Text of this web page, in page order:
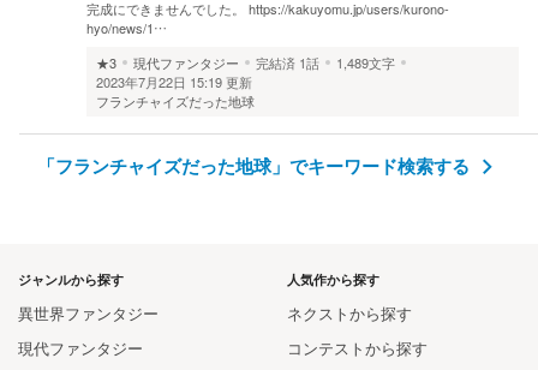
完成にできませんでした。 https://kakuyomu.jp/users/kurono-
hyo/news/1…
★3
現代ファンタジー 完結済 1話
1,489文字
2023年7月22日 15:19 更新
フランチャイズだった地球
「フランチャイズだった地球」でキーワード検索する
人気作から探す
ネクストから探す
コンテストから探す
ジャンルから探す
異世界ファンタジー
現代ファンタジー